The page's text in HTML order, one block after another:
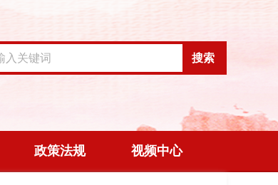
搜索
政策法规 视频中心